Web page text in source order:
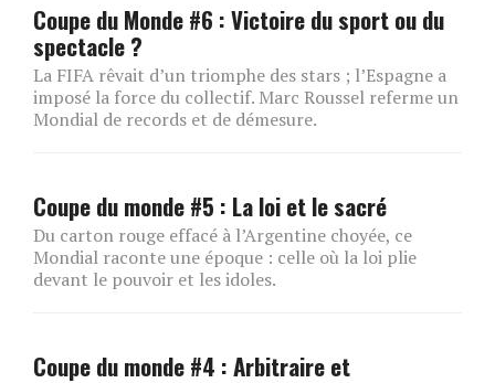
Coupe du Monde #6 : Victoire du sport ou du
spectacle ?
La FIFA rêvait d’un triomphe des stars ; l’Espagne a
imposé la force du collectif. Marc Roussel referme un
Mondial de records et de démesure.
Coupe du monde #5 : La loi et le sacré
Du carton rouge effacé à l’Argentine choyée, ce
Mondial raconte une époque : celle où la loi plie
devant le pouvoir et les idoles.
Coupe du monde #4 : Arbitraire et